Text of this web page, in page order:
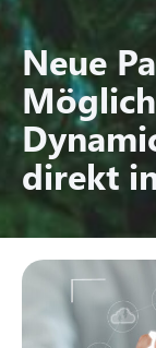
Neue
direkt